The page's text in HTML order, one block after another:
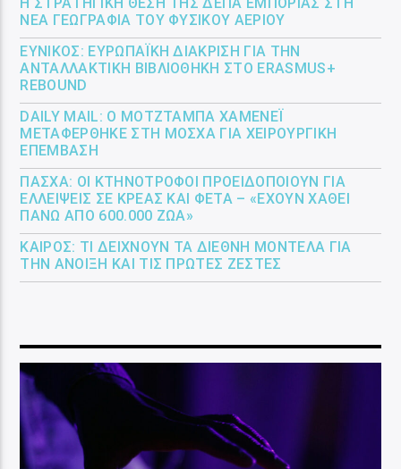
ΝΈΑ ΓΕΩΓΡΑΦΊΑ ΤΟΥ ΦΥΣΙΚΟΎ ΑΕΡΊΟΥ
ΕΎΝΙΚΟΣ: ΕΥΡΩΠΑΪΚΉ ΔΙΆΚΡΙΣΗ ΓΙΑ ΤΗΝ
ΑΝΤΑΛΛΑΚΤΙΚΉ ΒΙΒΛΙΟΘΉΚΗ ΣΤΟ ERASMUS+
REBOUND
DAILY MAIL: Ο ΜΟΤΖΤΆΜΠΑ ΧΑΜΕΝΕΪ́
ΜΕΤΑΦΈΡΘΗΚΕ ΣΤΗ ΜΌΣΧΑ ΓΙΑ ΧΕΙΡΟΥΡΓΙΚΉ
ΕΠΈΜΒΑΣΗ
ΠΆΣΧΑ: ΟΙ ΚΤΗΝΟΤΡΌΦΟΙ ΠΡΟΕΙΔΟΠΟΙΟΎΝ ΓΙΑ
ΕΛΛΕΊΨΕΙΣ ΣΕ ΚΡΈΑΣ ΚΑΙ ΦΈΤΑ – «ΈΧΟΥΝ ΧΑΘΕΊ
ΠΆΝΩ ΑΠΌ 600.000 ΖΏΑ»
ΚΑΙΡΌΣ: ΤΙ ΔΕΊΧΝΟΥΝ ΤΑ ΔΙΕΘΝΉ ΜΟΝΤΈΛΑ ΓΙΑ
ΤΗΝ ΆΝΟΙΞΗ ΚΑΙ ΤΙΣ ΠΡΏΤΕΣ ΖΈΣΤΕΣ